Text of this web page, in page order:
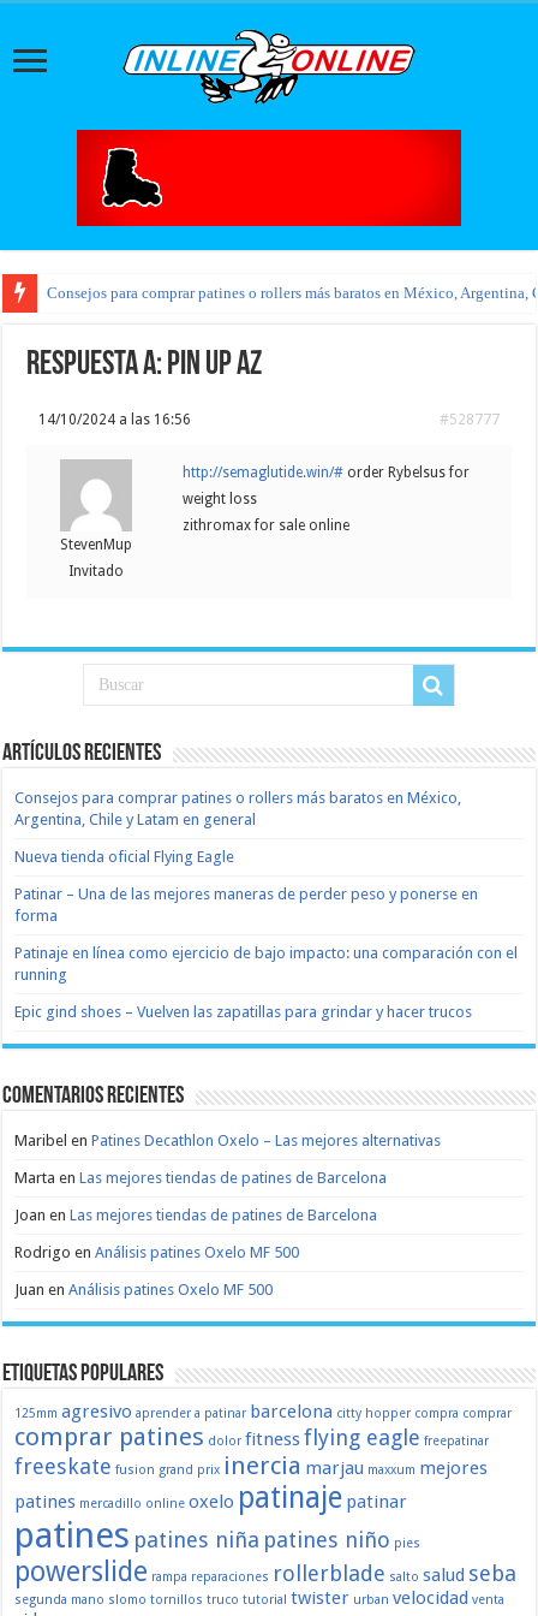
Consejos para comprar patines o rollers más baratos en México, Argentina,
Respuesta a: pin up az
14/10/2024 a las 16:56 #528777
StevenMup
Invitado
http://semaglutide.win/# order Rybelsus for
weight loss
zithromax for sale online
Artículos recientes
Consejos para comprar patines o rollers más baratos en México,
Argentina, Chile y Latam en general
Nueva tienda oficial Flying Eagle
Patinar – Una de las mejores maneras de perder peso y ponerse en
forma
Patinaje en línea como ejercicio de bajo impacto: una comparación con el
running
Epic gind shoes – Vuelven las zapatillas para grindar y hacer trucos
Comentarios recientes
Maribel enPatines Decathlon Oxelo – Las mejores alternativas
Marta enLas mejores tiendas de patines de Barcelona
Joan enLas mejores tiendas de patines de Barcelona
Rodrigo enAnálisis patines Oxelo MF 500
Juan enAnálisis patines Oxelo MF 500
Etiquetas populares
125mm agresivo aprender a patinar barcelona citty hopper compra comprar
comprar patines dolor fitnessflying eagle freepatinar
freeskate fusion grand prix inercia marjau maxxum mejores
patines mercadillo online oxelo patinaje patinar
patines patines niña patines niño pies
powerslide rampa reparaciones rollerblade salto salud seba
segunda mano slomo tornillos truco tutorial twister urban velocidad venta